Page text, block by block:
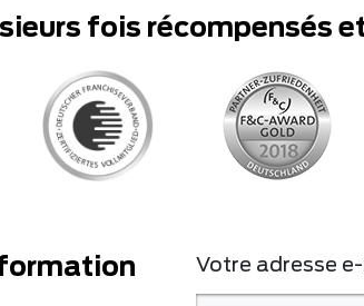
fois récompensés
Votre adresse